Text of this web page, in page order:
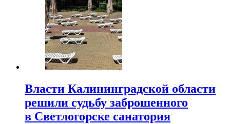
Власти Калининградской области
решили судьбу заброшенного
в Светлогорске санатория